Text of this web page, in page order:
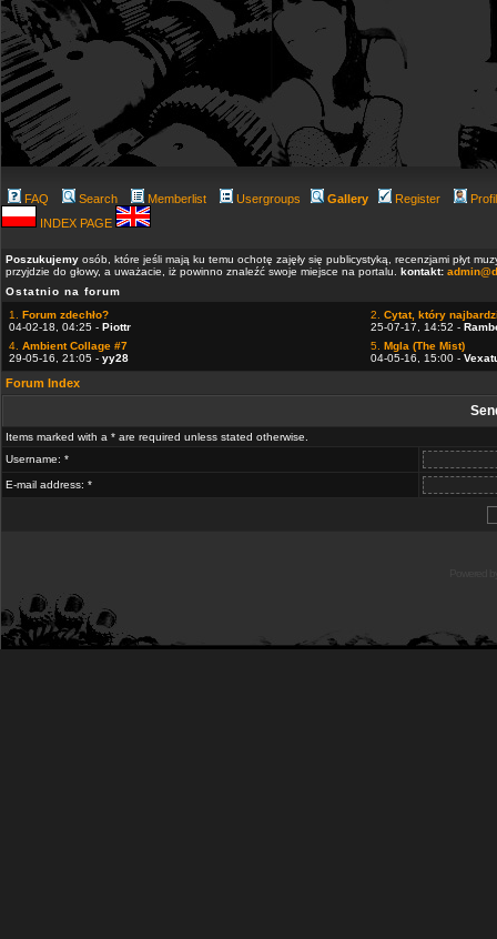
FAQ Search Memberlist Usergroups Gallery Register
INDEX PAGE
Poszukujemy osób, które jeśli mają ku temu ochotę zajęły się publicystyką, recenzjami płyt
przyjdzie do głowy, a uważacie, iż powinno znaleźć swoje miejsce na portalu. kontakt:
Ostatnio na forum
1. Forum zdechło?
04-02-18, 04:25 - Piottr
2. Cytat, który
25-07-17, 14:52 -
4. Ambient Collage #7
29-05-16, 21:05 - yy28
5. Mgla (The Mist)
04-05-16, 15:00 -
Forum Index
Items marked with a * are required unless stated otherwise.
Username: *
E-mail address: *